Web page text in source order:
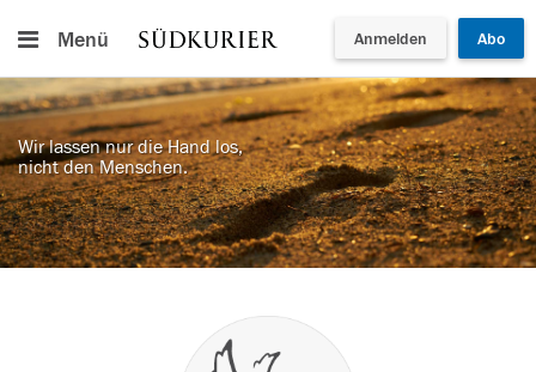
Menü Anmelden Abo
Wir lassen nur die Hand los,
nicht den Menschen.